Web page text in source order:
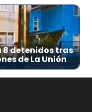
detenidos tras
de La Unión